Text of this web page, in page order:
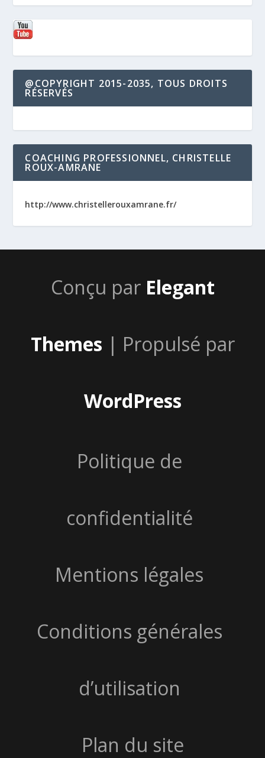
@COPYRIGHT 2015-2035, TOUS DROITS
RÉSERVÉS
COACHING PROFESSIONNEL, CHRISTELLE
ROUX-AMRANE
http://www.christellerouxamrane.fr/
Conçu par Elegant
Themes | Propulsé par
WordPress
Politique de
confidentialité
Mentions légales
Conditions générales
d’utilisation
Plan du site